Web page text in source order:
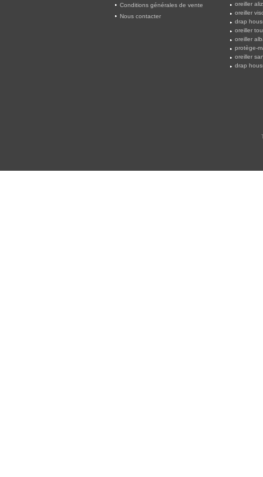
Conditions générales de vente
Nous contacter
oreiller
oreiller
drap
oreiller
oreiller
protège-
oreiller
drap